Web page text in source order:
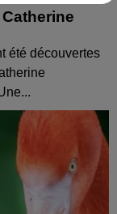
été découvertes